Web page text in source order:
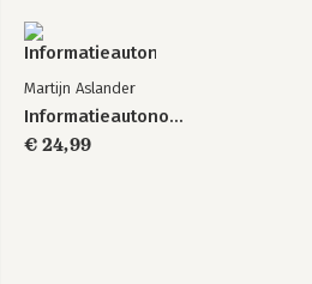
Martijn Aslander
Informatieautonomie
€ 24,99